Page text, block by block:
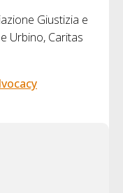
Giustizia e
Urbino, Caritas